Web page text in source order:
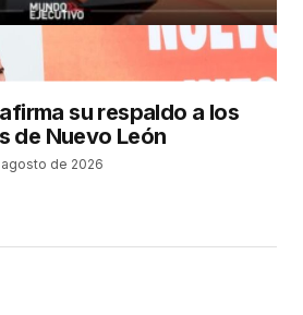
su respaldo a los
de Nuevo León
de 2026